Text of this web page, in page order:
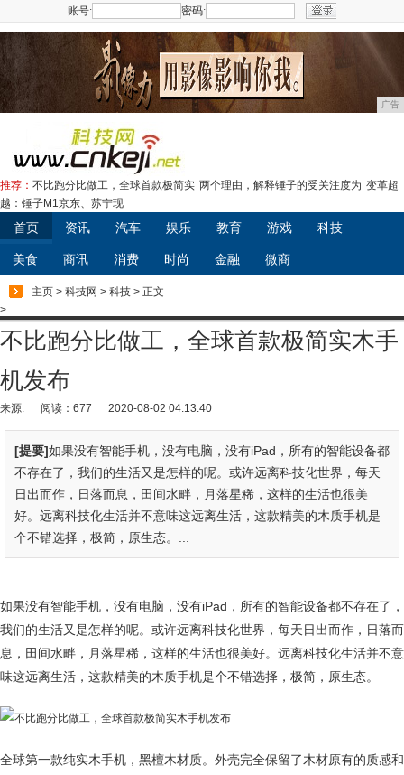
账号: 密码:
广告
推荐： 不比跑分比做工，全球首款极简实 两个理由，解释锤子的受关注度为 变革超
越：锤子M1京东、苏宁现
首页 资讯 汽车 娱乐 教育 游戏 科技
美食 商讯 消费 时尚 金融 微商
主页 > 科技网 > 科技 > 正文
>
不比跑分比做工，全球首款极简实木手
机发布
来源: 阅读：677 2020-08-02 04:13:40
[提要]如果没有智能手机，没有电脑，没有iPad，所有的智能设备都
不存在了，我们的生活又是怎样的呢。或许远离科技化世界，每天
日出而作，日落而息，田间水畔，月落星稀，这样的生活也很美
好。远离科技化生活并不意味这远离生活，这款精美的木质手机是
个不错选择，极简，原生态。...
如果没有智能手机，没有电脑，没有iPad，所有的智能设备都不存在了，
我们的生活又是怎样的呢。或许远离科技化世界，每天日出而作，日落而
息，田间水畔，月落星稀，这样的生活也很美好。远离科技化生活并不意
味这远离生活，这款精美的木质手机是个不错选择，极简，原生态。
全球第一款纯实木手机，黑檀木材质。外壳完全保留了木材原有的质感和